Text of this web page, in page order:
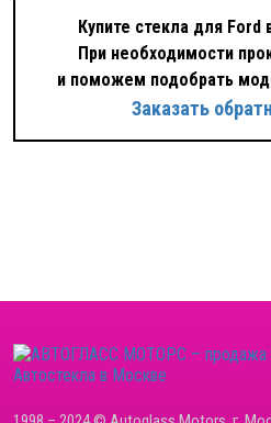
Купите стекла для
При необходимости
и поможем подобрать
Заказать
Автостекла в Москве